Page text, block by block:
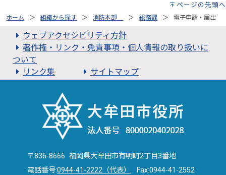
ページの先頭へ
ホーム 組織から探す 消防本部 総務課 電子申請・届出
ウェブアクセシビリティ方針
著作権・リンク・免責事項・個人情報の取り扱いに
ついて
リンク集
サイトマップ
〒836-8666 福岡県大牟田市有明町2丁目3番地
電話番号:0944-41-2222（代表） Fax:0944-41-2552